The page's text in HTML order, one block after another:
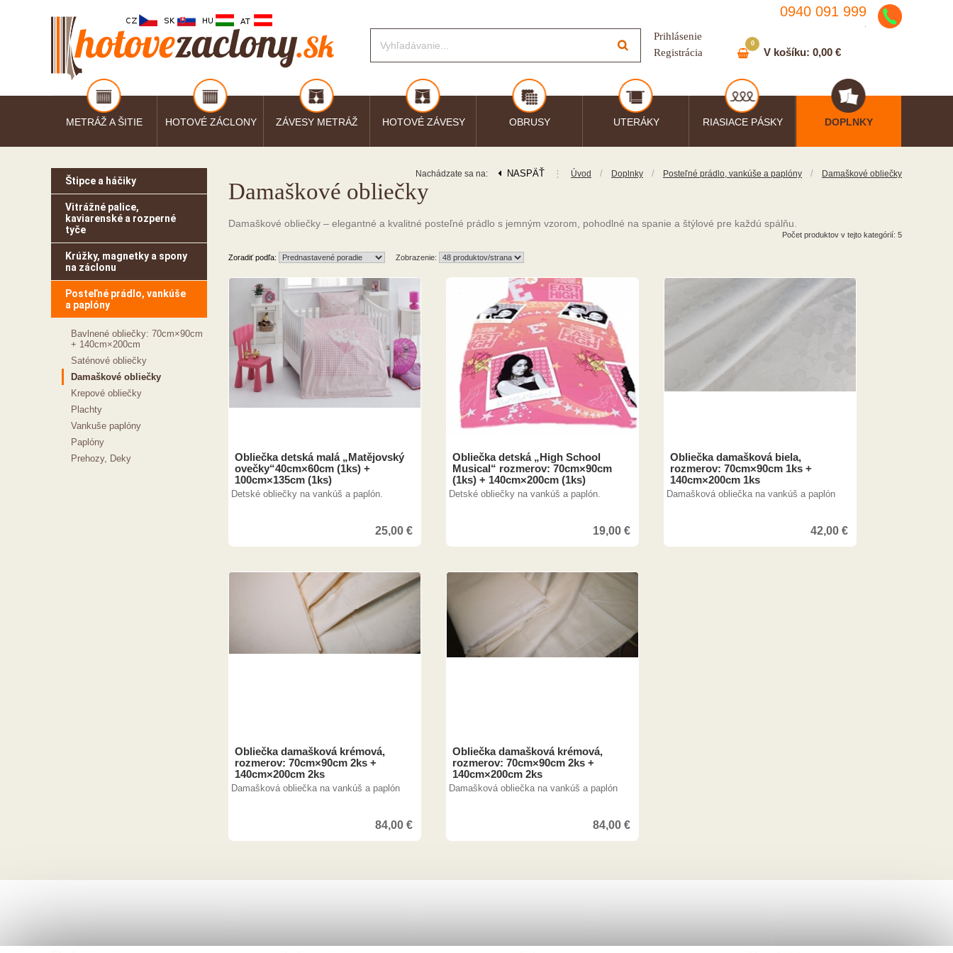
0940 091 999
Prihlásenie
Registrácia
V košíku: 0,00 €
0
METRÁŽ A ŠITIE HOTOVÉ ZÁCLONY ZÁVESY METRÁŽ HOTOVÉ ZÁVESY OBRUSY UTERÁKY RIASIACE PÁSKY DOPLNKY
Štipce a háčiky
Vitrážné palice,
kaviarenské a rozperné
tyče
Krúžky, magnetky a spony
na záclonu
Posteľné prádlo, vankúše
a paplóny
Bavlnené obliečky: 70cm×90cm
+ 140cm×200cm
Saténové obliečky
Damaškové obliečky
Krepové obliečky
Plachty
Vankuše paplóny
Paplóny
Prehozy, Deky
Nachádzate sa na: NASPÄŤ ⋮ Úvod / Doplnky / Posteľné prádlo, vankúše a paplóny / Damaškové obliečky
Damaškové obliečky
Damaškové obliečky – elegantné a kvalitné posteľné prádlo s jemným vzorom, pohodlné na spanie a štýlové pre každú spálňu.
Počet produktov v tejto kategórií: 5
Zoradiť podľa: Zobrazenie:
Obliečka detská malá „Matějovský
ovečky“40cm×60cm (1ks) +
100cm×135cm (1ks)
Detské obliečky na vankúš a paplón.
25,00€
Obliečka detská „High School
Musical“ rozmerov: 70cm×90cm
(1ks) + 140cm×200cm (1ks)
Detské obliečky na vankúš a paplón.
19,00€
Obliečka damašková biela,
rozmerov: 70cm×90cm 1ks +
140cm×200cm 1ks
Damašková obliečka na vankúš a paplón
42,00€
Obliečka damašková krémová,
rozmerov: 70cm×90cm 2ks +
140cm×200cm 2ks
Damašková obliečka na vankúš a paplón
84,00€
Obliečka damašková krémová,
rozmerov: 70cm×90cm 2ks +
140cm×200cm 2ks
Damašková obliečka na vankúš a paplón
84,00€